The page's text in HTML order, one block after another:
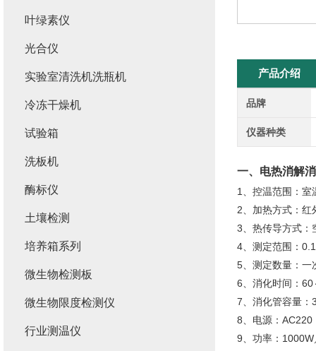
产品介绍
品牌
仪器种类
一、 电热消解
1、控温范围：
2、加热方式：红
3、热传导方式：
4、测定范围：
5、测定数量：一
6、消化时间：
7、消化管容量：
8、电源：AC220
9、功率：
叶绿素仪
光合仪
实验室清洗机洗瓶机
冷冻干燥机
试验箱
洗板机
酶标仪
土壤检测
培养箱系列
微生物检测板
微生物限度检测仪
行业测温仪